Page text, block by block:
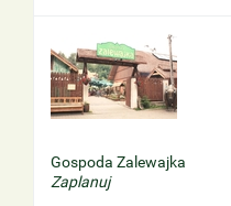
Gospoda Zalewajka
Zaplanuj